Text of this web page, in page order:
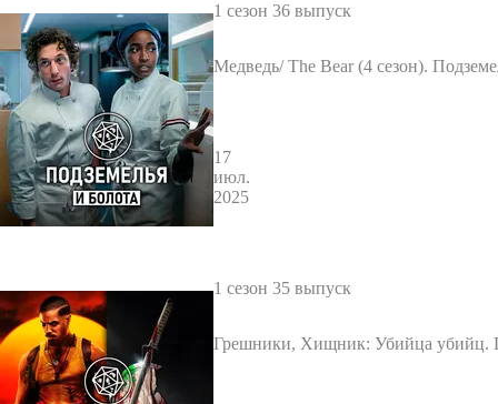
1 сезон 36 выпуск
Медведь/ The Bear (4 сезон).
17
июл.
2025
1 сезон 35 выпуск
Грешники, Хищник: Убийца убийц.